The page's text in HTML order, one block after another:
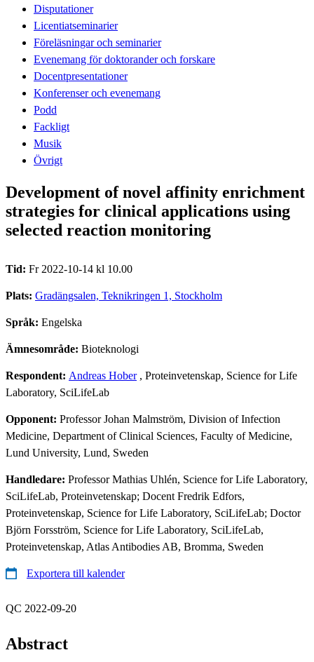
Disputationer
Licentiatseminarier
Föreläsningar och seminarier
Evenemang för doktorander och forskare
Docentpresentationer
Konferenser och evenemang
Podd
Fackligt
Musik
Övrigt
Development of novel affinity enrichment
strategies for clinical applications using
selected reaction monitoring
Tid: Fr 2022-10-14 kl 10.00
Plats: Gradängsalen, Teknikringen 1, Stockholm
Språk: Engelska
Ämnesområde: Bioteknologi
Respondent: Andreas Hober, Proteinvetenskap, Science for Life
Laboratory, SciLifeLab
Opponent: Professor Johan Malmström, Division of Infection
Medicine, Department of Clinical Sciences, Faculty of Medicine,
Lund University, Lund, Sweden
Handledare: Professor Mathias Uhlén, Science for Life Laboratory,
SciLifeLab, Proteinvetenskap; Docent Fredrik Edfors,
Proteinvetenskap, Science for Life Laboratory, SciLifeLab; Doctor
Björn Forsström, Science for Life Laboratory, SciLifeLab,
Proteinvetenskap, Atlas Antibodies AB, Bromma, Sweden
Exportera till kalender
QC 2022-09-20
Abstract